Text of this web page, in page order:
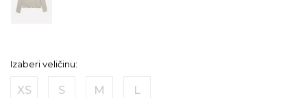
Izaberi veličinu:
XS S M L